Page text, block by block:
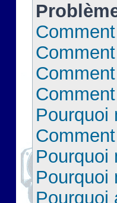
Pourquoi
Pourquoi
Pourquoi
Pourquoi